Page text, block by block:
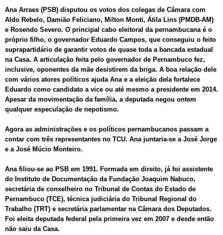
Ana Arraes (PSB) disputou os votos dos colegas de Câmara com
Aldo Rebelo, Damião Feliciano, Milton Monti, Átila Lins (PMDB-AM)
e Rosendo Severo. O principal cabo eleitoral da pernambucana é o
próprio filho, o governador Eduardo Campos, que conseguiu o feito
suprapartidário de garantir votos de quase toda a bancada estadual
na Casa. A articulação feita pelo governador de Pernambuco fez,
inclusive, oponentes da mãe desistirem da briga. A boa relação dele
com vários atores políticos ajuda Ana e a eleição dela fortalece
Eduardo como candidato a vice ou até mesmo a presidente em 2014.
Apesar da movimentação da família, a deputada negou ontem
qualquer especulação de nepotismo.
Agora as administrações e os políticos pernambucanos passam a
contar com três representantes no TCU. Ana juntaria-se a José Jorge
e a José Múcio Monteiro.
Ana filiou-se ao PSB em 1991. Formada em direito, já foi assistente
do Instituto de Documentação da Fundação Joaquim Nabuco,
secretária de conselheiro no Tribunal de Contas do Estado de
Pernambuco (TCE), técnica judiciária do Tribunal Regional do
Trabalho (TRT) e secretária parlamentar na Câmara dos Deputados.
Foi eleita deputada federal pela primeira vez em 2007 e desde então
não saiu da Casa.